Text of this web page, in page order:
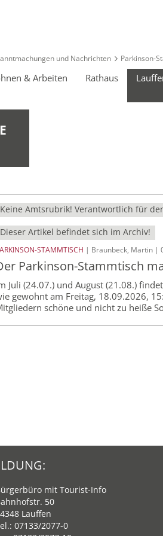
und Nachrichten Parkinson-
& Arbeiten Rathaus
Keine Amtsrubrik! Verantwortlich für
Dieser Artikel befindet sich im Archiv!
STAMMTISCH | Braunbeck, Martin |
Parkinson-Stammtisch
Juli (24.07.) und August (21.08.)
gewohnt am Freitag, 18.09.2026,
schöne und nicht zu heiße
mit Tourist-Info
50
Lauffen
07133/2077-0